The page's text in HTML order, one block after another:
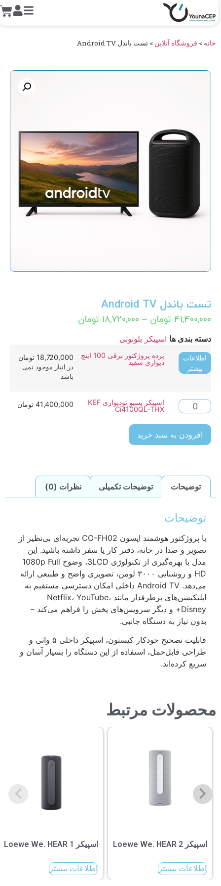
خانه>فروشگاه آنلاین>تست باندل Android TV
تست باندل Android TV
41,400,000 تومان –
18,720,000 تومان
دسته بندی ها اسپیکر بلوتوثی
اطلاعات
بیشتر
پرده پروژکتور برقی 100 اینچ
دیواری سفید
18,720,000 تومان
در انبار موجود نمی
باشد
اسپیکر پسیو تودیواری KEF
Ci4100QL-THX
41,400,000 تومان
افزودن به سبد خرید
توضیحات توضیحات تکمیلی نظرات (0)
توضیحات
با پروژکتور هوشمند اپسون CO-FH02 تجربه‌ای بی‌نظیر از
تصویر و صدا در خانه، دفتر کار یا سفر داشته باشید. این
مدل با بهره‌گیری از تکنولوژی 3LCD، وضوح 1080p Full
HD و روشنایی ۳۰۰۰ لومن، تصویری واضح و طبیعی ارائه
می‌دهد. Android TV داخلی امکان دسترسی مستقیم به
اپلیکیشن‌های پرطرفدار مانند Netflix، YouTube،
Disney+ و دیگر سرویس‌های پخش را فراهم می‌کند –
بدون نیاز به دستگاه جانبی.
قابلیت تصحیح خودکار کیستون، اسپیکر داخلی ۵ واتی و
طراحی قابل‌حمل، استفاده از این دستگاه را بسیار آسان و
سریع کرده‌اند.
محصولات مرتبط
اسپیکر Loewe We. HEAR 1
اطلاعات بیشتر
اسپیکر Loewe We. HEAR 2
اطلاعات بیشتر